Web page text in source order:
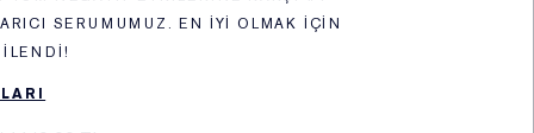
SERUMUMUZ. EN IYI OLMAK IÇIN